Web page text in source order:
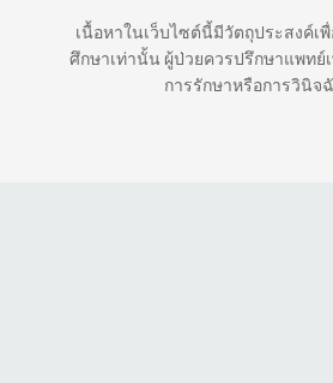
เนื้อหาในเว็บไซต์นี้มีวัตถุประสงค์เ
ศึกษาเท่านั้น ผู้ป่วยควรปรึกษาแพทย์
การรักษาหรือการวินิจ